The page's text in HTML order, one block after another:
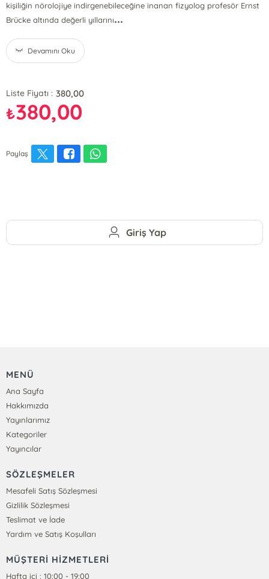
kişiliğin nörolojiye indirgenebileceğine inanan fizyolog profesör Ernst
Brücke altında değerli yıllarını...
Devamını Oku
Liste Fiyatı : 380,00
₺380,00
Paylaş
Giriş Yap
MENÜ
Ana Sayfa
Hakkımızda
Yayınlarımız
Kategoriler
Yayıncılar
SÖZLEŞMELER
Mesafeli Satış Sözleşmesi
Gizlilik Sözleşmesi
Teslimat ve İade
Yardım ve Satış Koşulları
MÜŞTERİ HİZMETLERİ
Hafta içi : 10:00 - 19:00